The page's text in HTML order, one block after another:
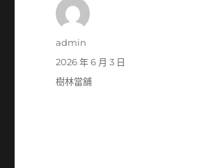
作
admin
發
佈
2026 年 6 月 3 日
分
樹林當舖